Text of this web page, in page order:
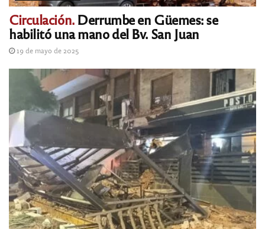
Circulación.Derrumbe en Güemes: se
habilitó una mano del Bv. San Juan
19 de mayo de 2025